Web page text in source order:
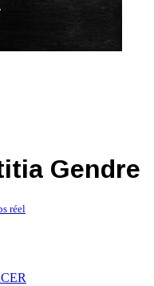
Gendre
réel